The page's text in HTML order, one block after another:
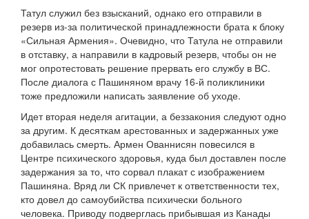
Татул служил без взысканий, однако его отправили в
резерв из-за политической принадлежности брата к блоку
«Сильная Армения». Очевидно, что Татула не отправили
в отставку, а направили в кадровый резерв, чтобы он не
мог опротестовать решение прервать его службу в ВС.
После диалога с Пашиняном врачу 16-й поликлиники
тоже предложили написать заявление об уходе.
Идет вторая неделя агитации, а беззакония следуют одно
за другим. К десяткам арестованных и задержанных уже
добавилась смерть. Армен Ованнисян повесился в
Центре психического здоровья, куда был доставлен после
задержания за то, что сорвал плакат с изображением
Пашиняна. Вряд ли СК привлечет к ответственности тех,
кто довел до самоубийства психически больного
человека. Приводу подверглась прибывшая из Канады